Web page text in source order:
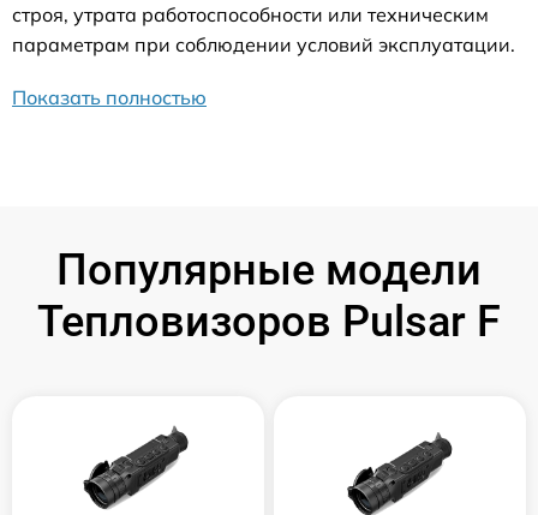
строя, утрата работоспособности или техническим
параметрам при соблюдении условий эксплуатации.
Показать полностью
Популярные модели
Тепловизоров Pulsar F